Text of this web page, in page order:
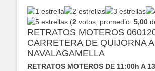
(2 votos, promedio: 5,00
RETRATOS MOTEROS
CARRETERA DE QUIJORNA A
NAVALAGAMELLA
RETRATOS MOTEROS DE 11:00h A